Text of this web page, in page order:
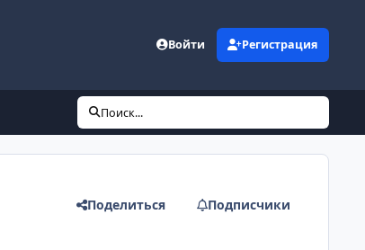
Войти Регистрация
Поиск...
Поделиться Подписчики